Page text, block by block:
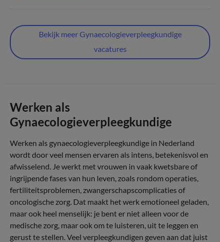
Bekijk meer Gynaecologieverpleegkundige
vacatures
Werken als
Gynaecologieverpleegkundige
Werken als gynaecologieverpleegkundige in Nederland
wordt door veel mensen ervaren als intens, betekenisvol en
afwisselend. Je werkt met vrouwen in vaak kwetsbare of
ingrijpende fases van hun leven, zoals rondom operaties,
fertiliteitsproblemen, zwangerschapscomplicaties of
oncologische zorg. Dat maakt het werk emotioneel geladen,
maar ook heel menselijk: je bent er niet alleen voor de
medische zorg, maar ook om te luisteren, uit te leggen en
gerust te stellen. Veel verpleegkundigen geven aan dat juist